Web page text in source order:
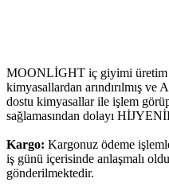
MOONLİGHT iç giyimi üretim
kimyasallardan arındırılmış ve
dostu kimyasallar ile işlem
sağlamasından dolayı
Kargo: Kargonuz ödeme
iş günü içerisinde anlaşmalı
gönderilmektedir.